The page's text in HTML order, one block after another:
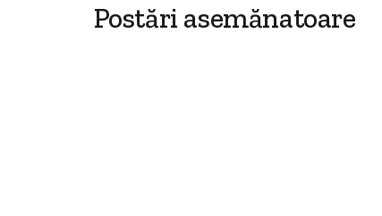
Postări asemănatoare